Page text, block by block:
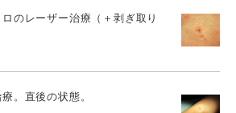
のレーザー治療（＋剥ぎ取り
。直後の状態。